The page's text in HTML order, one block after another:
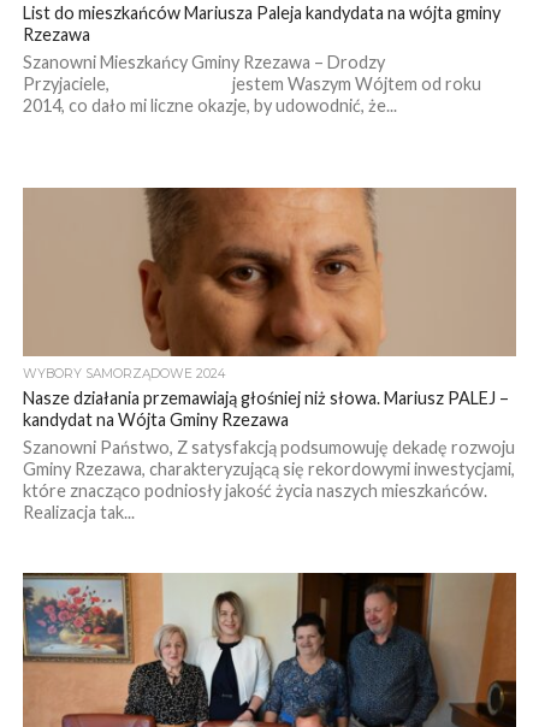
List do mieszkańców Mariusza Paleja kandydata na wójta gminy
Rzezawa
Szanowni Mieszkańcy Gminy Rzezawa – Drodzy
Przyjaciele, jestem Waszym Wójtem od roku
2014, co dało mi liczne okazje, by udowodnić, że...
WYBORY SAMORZĄDOWE 2024
Nasze działania przemawiają głośniej niż słowa. Mariusz PALEJ –
kandydat na Wójta Gminy Rzezawa
Szanowni Państwo, Z satysfakcją podsumowuję dekadę rozwoju
Gminy Rzezawa, charakteryzującą się rekordowymi inwestycjami,
które znacząco podniosły jakość życia naszych mieszkańców.
Realizacja tak...